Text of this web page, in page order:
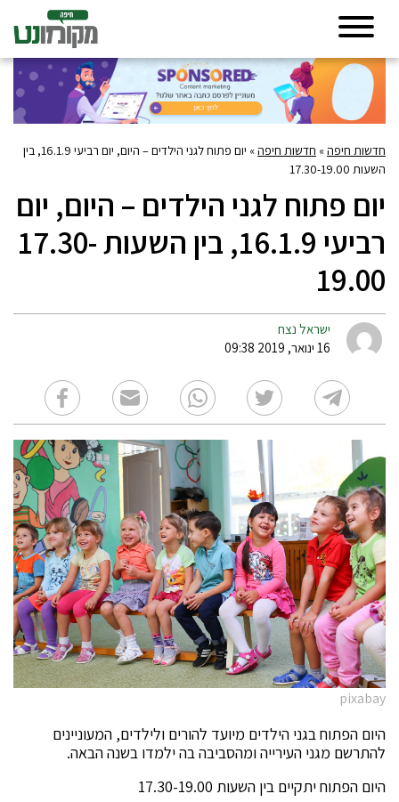
»חדשות חיפה» יום פתוח לגני הילדים – היום, יום רביעי 16.1.9, בין
לגני הילדים – היום, יום
רביעי 16.1.9, בין השעות 17.30-
ישראל נצח
בגני הילדים מיועד להורים ולילדים, המעוניינים
העירייה ומהסביבה בה ילמדו בשנה הבאה.
בין השעות 17.30-19.00